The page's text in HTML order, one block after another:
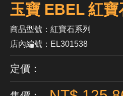
玉寶 EBEL 紅寶
商品型號：紅寶石系列
店內編號：EL301538
定價：